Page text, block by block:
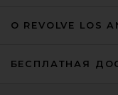
О REVOLVE LOS
БЕСПЛАТНАЯ